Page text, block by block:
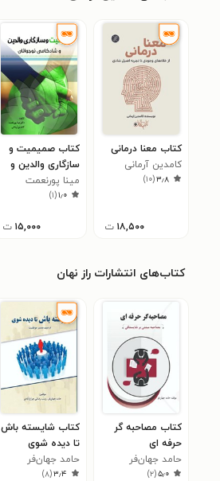
کتاب معنا درمانی
کامدین آرمانی
۳٫۸(۱۰)
۱۸,۵۰۰ ت
کتاب صمیمیت و
سازگاری والدین و
شادکامی نوجوانان
مینا پورنعمت
۱٫۰(۱)
۱۵,۰۰۰ ت
کتاب‌های انتشارات راز نهان
کتاب مصاحبه گر
حرفه ای
حامد جهان‌فر
۵٫۰(۲)
کتاب شایسته باش
تا دیده شوی
حامد جهان‌فر
۳٫۴(۸)